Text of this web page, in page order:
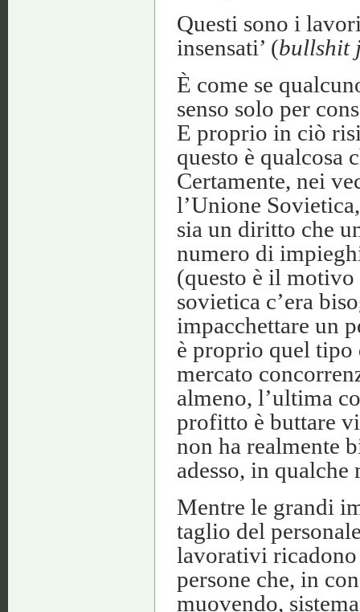
Questi sono i
insensati’ (bullshit
È come se
senso solo per
E proprio in ciò
questo è qualcosa
Certamente, nei
l’Unione
sia un diritto che
numero di
(questo è il
sovietica c’era
impacchettare un
è proprio quel
mercato
almeno, l’ultima
profitto è buttare
non ha realmente
adesso, in qualche
Mentre le grandi
taglio del
lavorativi
persone che, in
muovendo,